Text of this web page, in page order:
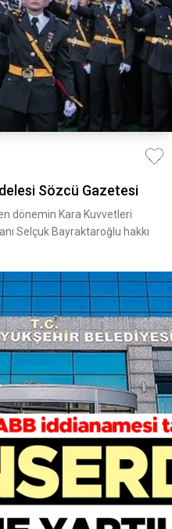
Sözcü Gazetesi
dönemin Kara Kuvvetleri
Selçuk Bayraktaroğlu hakkı